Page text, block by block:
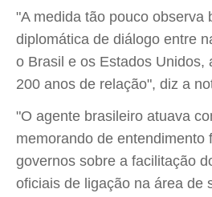
"A medida tão pouco observa
diplomática de diálogo entre
o Brasil e os Estados Unidos,
200 anos de relação", diz a
"O agente brasileiro atuava
memorando de entendimento
governos sobre a facilitação
oficiais de ligação na área de